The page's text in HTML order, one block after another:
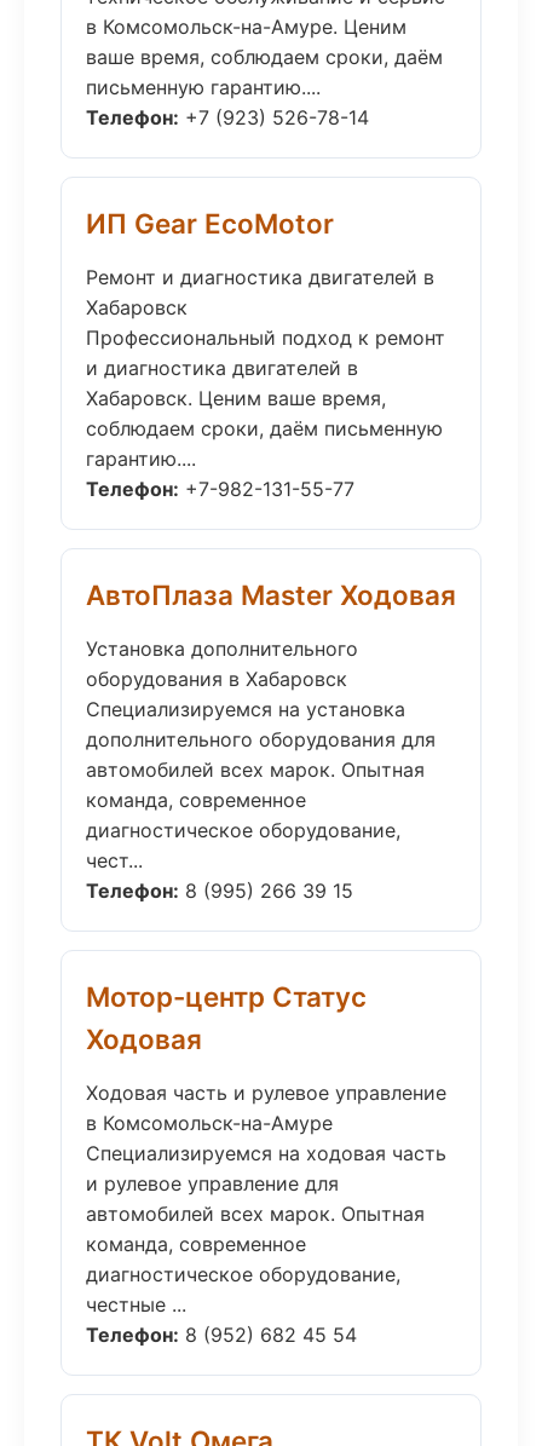
в Комсомольск-на-Амуре. Ценим
ваше время, соблюдаем сроки, даём
письменную гарантию....
Телефон: +7 (923) 526-78-14
ИП Gear EcoMotor
Ремонт и диагностика двигателей в
Хабаровск
Профессиональный подход к ремонт
и диагностика двигателей в
Хабаровск. Ценим ваше время,
соблюдаем сроки, даём письменную
гарантию....
Телефон: +7-982-131-55-77
АвтоПлаза Master Ходовая
Установка дополнительного
оборудования в Хабаровск
Специализируемся на установка
дополнительного оборудования для
автомобилей всех марок. Опытная
команда, современное
диагностическое оборудование,
чест...
Телефон: 8 (995) 266 39 15
Мотор-центр Статус
Ходовая
Ходовая часть и рулевое управление
в Комсомольск-на-Амуре
Специализируемся на ходовая часть
и рулевое управление для
автомобилей всех марок. Опытная
команда, современное
диагностическое оборудование,
честные ...
Телефон: 8 (952) 682 45 54